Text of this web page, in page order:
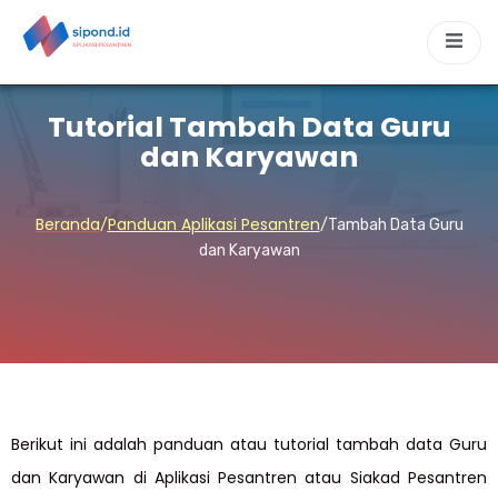
Tutorial Tambah Data Guru
dan Karyawan
Beranda/Panduan Aplikasi Pesantren/Tambah Data Guru
dan Karyawan
Berikut ini adalah panduan atau tutorial tambah data Guru
dan Karyawan di Aplikasi Pesantren atau Siakad Pesantren